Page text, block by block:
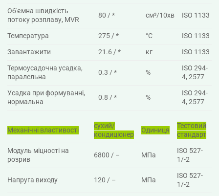
Об'ємна швидкість
потоку розплаву, MVR
80 / * см³/10хв ISO 1133
Температура 275 / * °C
ISO 1133
Завантажити
21.6 / * кг
ISO 1133
Термоусадочна усадка,
паралельна
0.3 / * %
ISO 294-
4, 2577
Усадка при формуванні,
нормальна
0.8 / * %
ISO 294-
4, 2577
Механічні властивості
сухий/
кондиціонер
Одиниця
Тестовий
стандарт
Модуль міцності на
розрив
6800 / – МПа
ISO 527-
1/-2
Напруга виходу 120 / – МПа
ISO 527-
1/-2